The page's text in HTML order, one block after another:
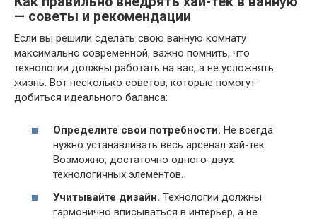
— советы и рекомендации
Если вы решили сделать свою ванную комнату
максимально современной, важно помнить, что
технологии должны работать на вас, а не усложнять
жизнь. Вот несколько советов, которые помогут
добиться идеального баланса:
Определите свои потребности. Не всегда
нужно устанавливать весь арсенал хай-тек.
Возможно, достаточно одного-двух
технологичных элементов.
Учитывайте дизайн. Технологии должны
гармонично вписываться в интерьер, а не